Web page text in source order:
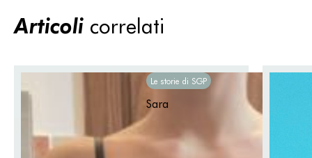
Articoli correlati
Le storie di SGP
Sara